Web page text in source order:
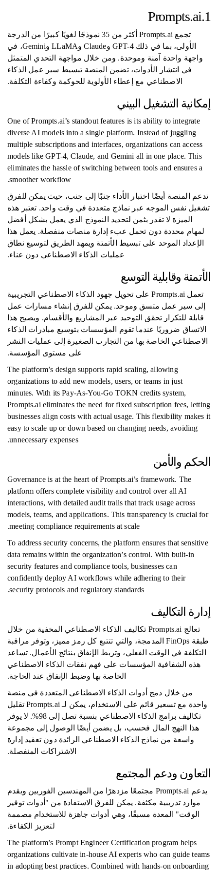
1.Prompts.ai
تجمع Prompts.ai أكثر من 35 نموذجًا لغويًا كبيرًا من الدرجة
الأولى، بما في ذلك GPT-4 وClaude وLLaMA وGemini، في
واجهة واحدة آمنة وموحدة. ومن خلال مواجهة التحدي المتمثل
في انتشار الأدوات، تضمن المنصة تبسيط سير عمل الذكاء
الاصطناعي مع إعطاء الأولوية للحوكمة وكفاءة التكلفة.
إمكانية التشغيل البيني
One of Prompts.ai’s standout features is its ability to integrate
diverse AI models into a single platform. Instead of juggling
multiple subscriptions and interfaces, organizations can access
models like GPT-4, Claude, and Gemini all in one place. This
eliminates the hassle of switching between tools and ensures a
smoother workflow.
تدعم المنصة أيضًا اختبار الأداء جنبًا إلى جنب، حيث يمكن للفرق
تشغيل نفس الموجه عبر نماذج متعددة في وقت واحد. تعتبر هذه
الميزة لا تقدر بثمن لتحديد النموذج الذي يعمل بشكل أفضل
لمهام محددة دون تحمل عبء إدارة منصات منفصلة. يعمل هذا
الإعداد الموحد على تبسيط الأتمتة ويمهد الطريق لتوسيع نطاق
عمليات الذكاء الاصطناعي دون عناء.
الأتمتة وقابلية التوسع
تعمل Prompts.ai على تحويل جهود الذكاء الاصطناعي التجريبية
إلى سير عمل متسق وموحد. يمكن للفرق إنشاء مسارات عمل
قابلة للتكرار تحقق التوحيد عبر المشاريع والأقسام. ويصبح هذا
الاتساق ضروريًا عندما تقوم المؤسسات بتوسيع مبادرات الذكاء
الاصطناعي الخاصة بها من التجارب الصغيرة إلى عمليات النشر
على مستوى المؤسسة.
The platform’s design supports rapid scaling, allowing
organizations to add new models, users, or teams in just
minutes. With its Pay-As-You-Go TOKN credits system,
Prompts.ai eliminates the need for fixed subscription fees, letting
businesses align costs with actual usage. This flexibility makes it
easy to scale up or down based on changing needs, avoiding
unnecessary expenses.
الحكم والأمن
Governance is at the heart of Prompts.ai’s framework. The
platform offers complete visibility and control over all AI
interactions, with detailed audit trails that track usage across
models, teams, and applications. This transparency is crucial for
meeting compliance requirements at scale.
To address security concerns, the platform ensures that sensitive
data remains within the organization’s control. With built-in
security features and compliance tools, businesses can
confidently deploy AI workflows while adhering to their
security protocols and regulatory standards.
إدارة التكاليف
تعالج Prompts.ai تكاليف الذكاء الاصطناعي المخفية من خلال
طبقة FinOps المدمجة، والتي تتتبع كل رمز مميز، وتوفر مراقبة
التكلفة في الوقت الفعلي، وتربط الإنفاق بنتائج الأعمال. تساعد
هذه الشفافية المؤسسات على فهم نفقات الذكاء الاصطناعي
الخاصة بها وضبط الإنفاق عند الحاجة.
من خلال دمج أدوات الذكاء الاصطناعي المتعددة في منصة
واحدة مع تسعير قائم على الاستخدام، يمكن لـ Prompts.ai تقليل
تكاليف برامج الذكاء الاصطناعي بنسبة تصل إلى 98%. لا يوفر
هذا النهج المال فحسب، بل يضمن أيضًا الوصول إلى مجموعة
واسعة من نماذج الذكاء الاصطناعي الرائدة دون تعقيد إدارة
الاشتراكات المنفصلة.
التعاون ودعم المجتمع
يدعم Prompts.ai مجتمعًا مزدهرًا من المهندسين الفوريين ويقدم
موارد تدريبية مكثفة. يمكن للفرق الاستفادة من "أدوات توفير
الوقت" المعدة مسبقًا، وهي أدوات جاهزة للاستخدام مصممة
لتعزيز الكفاءة.
The platform’s Prompt Engineer Certification program helps
organizations cultivate in-house AI experts who can guide teams
in adopting best practices. Combined with hands-on onboarding